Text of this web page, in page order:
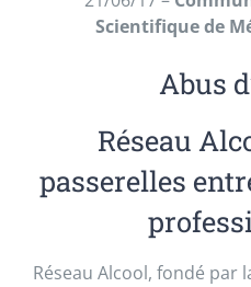
Scientifique de
Abus
Réseau
passerelles
Réseau Alcool, fondé par